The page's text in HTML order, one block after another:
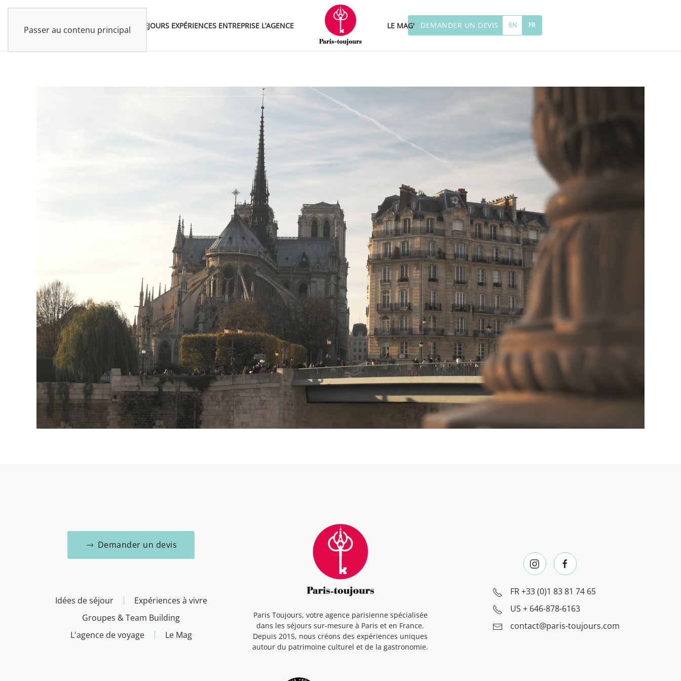
Passer au contenu principal SÉJOURS EXPÉRIENCES ENTREPRISE L’AGENCE LE MAG' DEMANDER UN DEVIS EN FR
Demander un devis
Idées de séjour
Expériences à vivre
Groupes & Team Building
L'agence de voyage
Le Mag
Paris Toujours, votre agence parisienne spécialisée
dans les séjours sur-mesure à Paris et en France.
Depuis 2015, nous créons des expériences uniques
autour du patrimoine culturel et de la gastronomie.
FR+33 (0)1 83 81 74 65
US + 646-878-6163
contact@paris-toujours.com